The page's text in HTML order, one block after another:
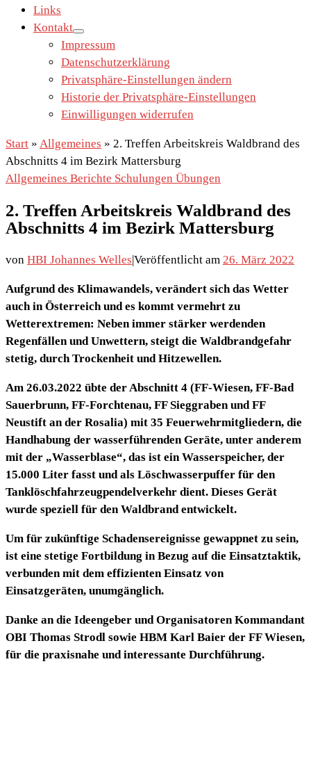
Links
Kontakt
Impressum
Datenschutzerklärung
Privatsphäre-Einstellungen ändern
Historie der Privatsphäre-Einstellungen
Einwilligungen widerrufen
Start » Allgemeines » 2. Treffen Arbeitskreis Waldbrand des
Abschnitts 4 im Bezirk Mattersburg
Allgemeines Berichte Schulungen Übungen
2. Treffen Arbeitskreis Waldbrand des
Abschnitts 4 im Bezirk Mattersburg
von HBI Johannes Welles|Veröffentlicht am 26. März 2022
Aufgrund des Klimawandels, verändert sich das Wetter
auch in Österreich und es kommt vermehrt zu
Wetterextremen: Neben immer stärker werdenden
Regenfällen und Unwettern, steigt die Waldbrandgefahr
stetig, durch Trockenheit und Hitzewellen.
Am 26.03.2022 übte der Abschnitt 4 (FF-Wiesen, FF-Bad
Sauerbrunn, FF-Forchtenau, FF Sieggraben und FF
Neustift an der Rosalia) mit 35 Feuerwehrmitgliedern, die
Handhabung der wasserführenden Geräte, unter anderem
mit der „Wasserblase“, das ist ein Wasserspeicher, der
15.000 Liter fasst und als Löschwasserpuffer für den
Tanklöschfahrzeugpendelverkehr dient. Dieses Gerät
wurde speziell für den Waldbrand entwickelt.
Um für zukünftige Schadensereignisse gewappnet zu sein,
ist eine stetige Fortbildung in Bezug auf die Einsatztaktik,
verbunden mit dem effizienten Einsatz von
Einsatzgeräten, unumgänglich.
Danke an die Ideengeber und Organisatoren Kommandant
OBI Thomas Strodl sowie HBM Karl Baier der FF Wiesen,
für die praxisnahe und interessante Durchführung.